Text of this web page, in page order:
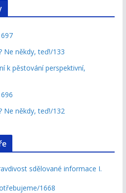
Ne někdy, teď!/133
k pěstování perspektivní,
Ne někdy, teď!/132
sdělované informace I.
1668